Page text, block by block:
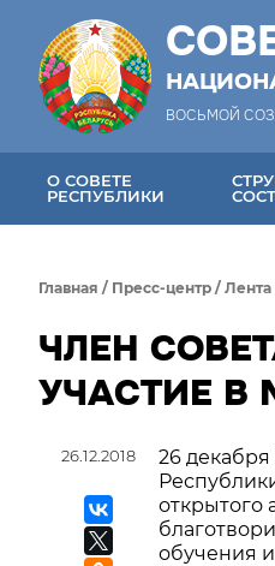
ВОСЬМОЙ
О СОВЕТЕ
РЕСПУБЛИКИ
Главная / Пресс-центр / Лента
ЧЛЕН
УЧАСТИЕ В
26.12.2018
26
открытого
обучения